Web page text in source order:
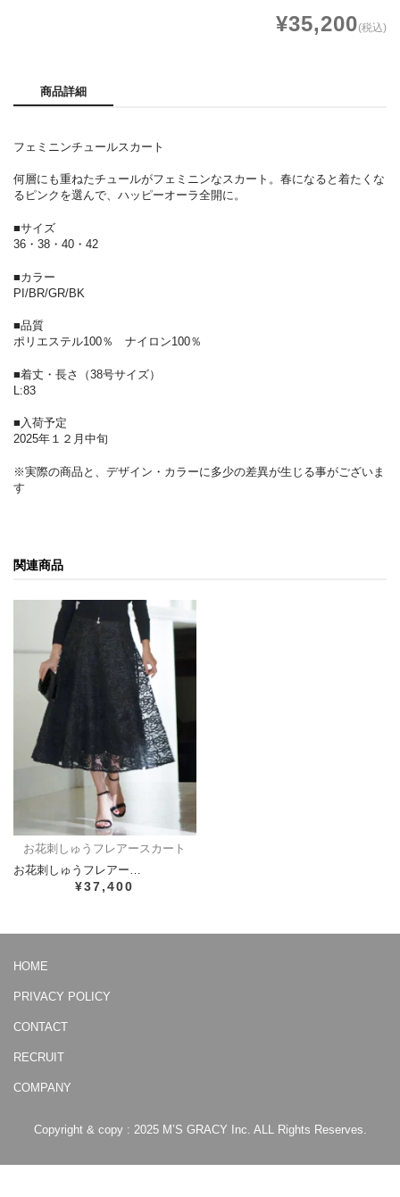
¥35,200(税込)
商品詳細
フェミニンチュールスカート
何層にも重ねたチュールがフェミニンなスカート。春になると着たくな
るピンクを選んで、ハッピーオーラ全開に。
■サイズ
36・38・40・42
■カラー
PI/BR/GR/BK
■品質
ポリエステル100％ ナイロン100％
■着丈・長さ（38号サイズ）
L:83
■入荷予定
2025年１２月中旬
※実際の商品と、デザイン・カラーに多少の差異が生じる事がございま
す
関連商品
お花刺しゅうフレアースカート
お花刺しゅうフレアー…
¥37,400
HOME
PRIVACY POLICY
CONTACT
RECRUIT
COMPANY
Copyright & copy : 2025 M’S GRACY Inc. ALL Rights Reserves.